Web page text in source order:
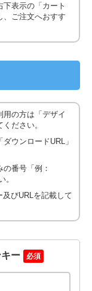
表示の「カート
、ご注文へおすす
用の方は「デザイ
ださい。
ウンロードURL」
番号「例：
。
びURLを記載して
ー 必須